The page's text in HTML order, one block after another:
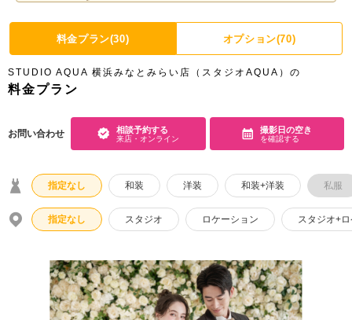
オプション ブログ
アクセス/TEL スタジオトップ
こだわりポイント
チャペルでの撮影 夜景での撮影
料金プラン(30) オプション(70)
STUDIO AQUA 横浜みなとみらい店（スタジオAQUA）の
料金プラン
お問い合わせ 相談予約する
来店・オンライン
撮影日の空き
を確認する
指定なし 和装 洋装 和装+洋装 私服
指定なし スタジオ ロケーション スタジオ+